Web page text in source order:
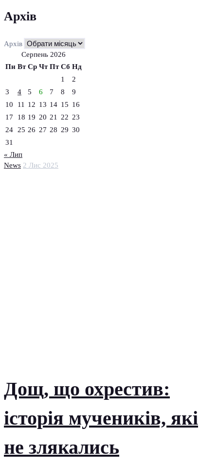
News 2 Лис 2025
Дощ, що охрестив:
історія мучеників, які
не злякались
Архів
Архів
Серпень 2026
Пн Вт Ср Чт Пт Сб Нд
1
2
3
4 5 6 7 8
9
10
11 12 13 14 15 16
17
18 19 20 21 22 23
24
25 26 27 28 29 30
31
« Лип